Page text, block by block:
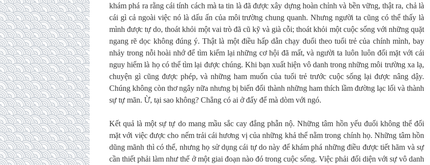
khám phá ra rằng cái tính cách mà ta tin là đã được xây dựng hoàn chỉnh và bền vững, thật ra, chả là
cái gì cả ngoài việc nó là dấu ấn của môi trường chung quanh. Nhưng người ta cũng có thể thấy là
mình được tự do, thoát khỏi một vai trò đã cũ kỹ và già cỗi; thoát khỏi một cuộc sống với những quặt
ngang rẽ dọc không đúng ý. Thật là một điều hấp dẫn chạy đuổi theo tuổi trẻ của chính mình, bay
nhảy trong nỗi hoài nhớ để tìm kiếm lại những cơ hội đã mất, và người ta luôn luôn đối mặt với cái
nguy hiểm là họ có thể tìm lại được chúng. Khi bạn xuất hiện vô danh trong những môi trường xa lạ,
chuyện gì cũng được phép, và những ham muốn của tuổi trẻ trước cuộc sống lại được nâng dậy.
Chúng không còn thơ ngây nữa nhưng bị biến đổi thành những ham thích lầm đường lạc lối và thành
sự tự mãn. Ừ, tại sao không? Chẳng có ai ở đấy để mà dòm với ngó.
Kết quả là một sự tự do mang mầu sắc cay đắng phẫn nộ. Những tâm hồn yếu đuối không thể đối
mặt với việc được cho nếm trải cái hương vị của những khả thể nằm trong chính họ. Những tâm hồn
dũng mãnh thì có thể, nhưng họ sử dụng cái tự do này để khám phá những điều được tiết hãm và sự
cần thiết phải làm như thế ở một giai đoạn nào đó trong cuộc sống. Việc phải đối diện với sự vô danh